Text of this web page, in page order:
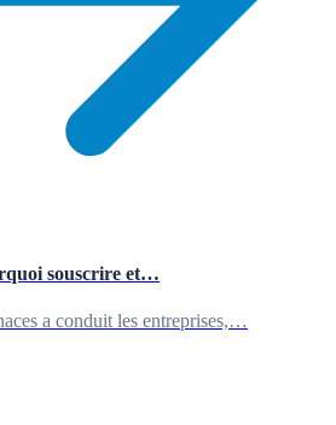
souscrire et…
a conduit les entreprises,…